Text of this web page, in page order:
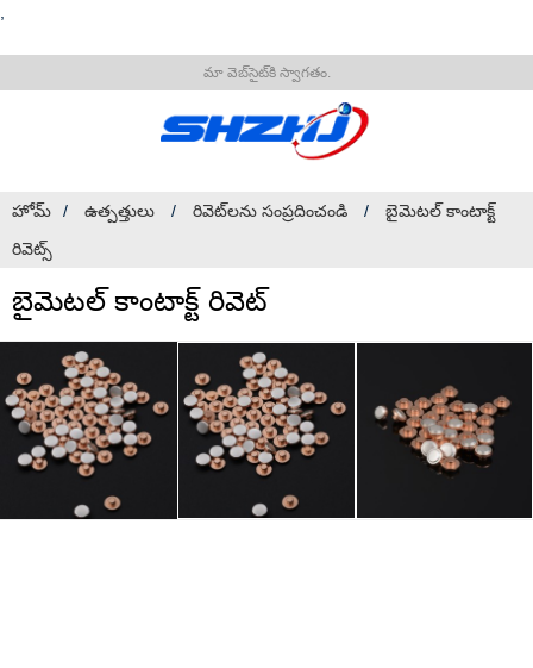
మా వెబ్‌సైట్‌కి స్వాగతం.
హోమ్ ఉత్పత్తులు రివెట్‌లను సంప్రదించండి
బైమెటల్ కాంటాక్ట్
రివెట్స్
బైమెటల్ కాంటాక్ట్ రివెట్